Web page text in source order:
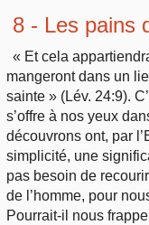
8 - Les pains
« Et cela
mangeront dans un
sainte » (Lév. 24:9).
s’offre à nos yeux
découvrons ont, par
simplicité, une
pas besoin de
de l’homme, pour
Pourrait-il nous